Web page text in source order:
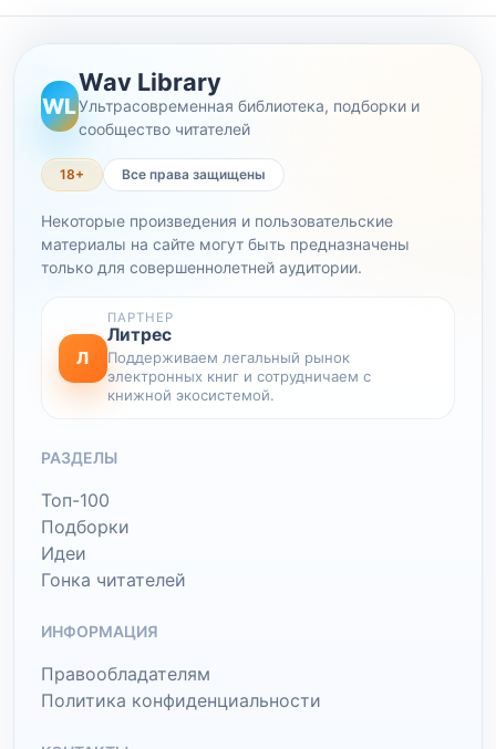
WL
Wav Library
Ультрасовременная библиотека, подборки и
сообщество читателей
18+ Все права защищены
Некоторые произведения и пользовательские
материалы на сайте могут быть предназначены
только для совершеннолетней аудитории.
Л
ПАРТНЕР
Литрес
Поддерживаем легальный рынок
электронных книг и сотрудничаем с
книжной экосистемой.
РАЗДЕЛЫ
Топ-100
Подборки
Идеи
Гонка читателей
ИНФОРМАЦИЯ
Правообладателям
Политика конфиденциальности